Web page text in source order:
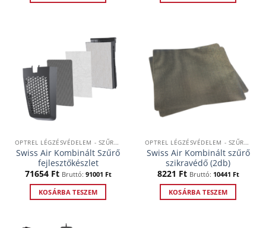
OPTREL LÉGZÉSVÉDELEM - SZŰRTLEVEGŐS RENDSZEREK
Swiss Air Kombinált Szűrő
fejlesztőkészlet
71654 Ft Bruttó: 91001 Ft
KOSÁRBA TESZEM
OPTREL LÉGZÉSVÉDELEM - SZŰRTLEVEGŐS RENDSZEREK
Swiss Air Kombinált szűrő
szikravédő (2db)
8221 Ft Bruttó: 10441 Ft
KOSÁRBA TESZEM